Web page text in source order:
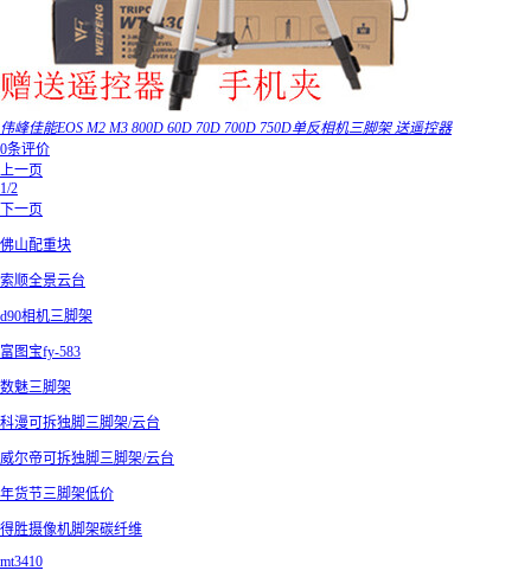
伟峰佳能EOS M2 M3 800D 60D 70D 700D 750D单反相机三脚架 送遥控器
0条评价
上一页
1/2
下一页
佛山配重块
索顺全景云台
d90相机三脚架
富图宝fy-583
数魅三脚架
科漫可拆独脚三脚架/云台
威尔帝可拆独脚三脚架/云台
年货节三脚架低价
得胜摄像机脚架碳纤维
mt3410